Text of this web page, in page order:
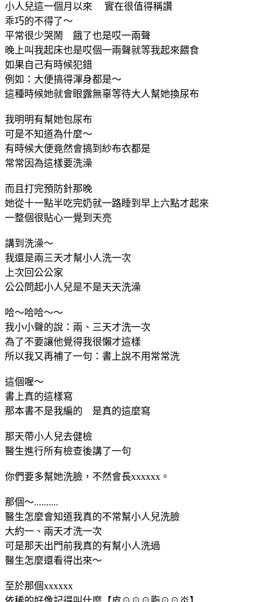
小人兒這一個月以來 實在很值得稱讚
乖巧的不得了～
平常很少哭鬧 餓了也是哎一兩聲
晚上叫我起床也是哎個一兩聲就等我起來餵食
如果自己有時候犯錯
例如：大便搞得渾身都是～
這種時候她就會眼露無辜等待大人幫她換尿布
我明明有幫她包尿布
可是不知道為什麼～
有時候大便竟然會搞到紗布衣都是
常常因為這樣要洗澡
而且打完預防針那晚
她從十一點半吃完奶就一路睡到早上六點才起來
一整個很貼心一覺到天亮
講到洗澡～
我還是兩三天才幫小人洗一次
上次回公公家
公公問起小人兒是不是天天洗澡
哈～哈哈～～
我小小聲的說：兩、三天才洗一次
為了不要讓他覺得我很懶才這樣
所以我又再補了一句：書上說不用常常洗
這個喔～
書上真的這樣寫
那本書不是我編的 是真的這麼寫
那天帶小人兒去健檢
醫生進行所有檢查後講了一句
你們要多幫她洗臉，不然會長xxxxxx。
那個～..........
醫生怎麼會知道我真的不常幫小人兒洗臉
大約一、兩天才洗一次
可是那天出門前我真的有幫小人洗過
醫生怎麼還看得出來～
至於那個xxxxxx